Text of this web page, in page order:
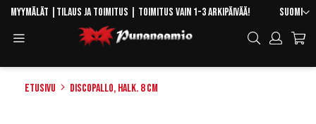
Skip
Content
Kieli
Suomi
Myymälät Tilaus ja toimitus | Toimitus vain 1-3 arkipäivää!
Hae
Etusivu Discopallo, halk. 8 cm